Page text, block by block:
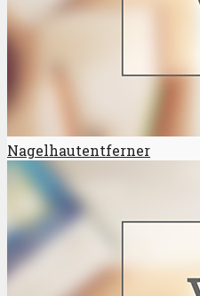
Nagelhautentferner